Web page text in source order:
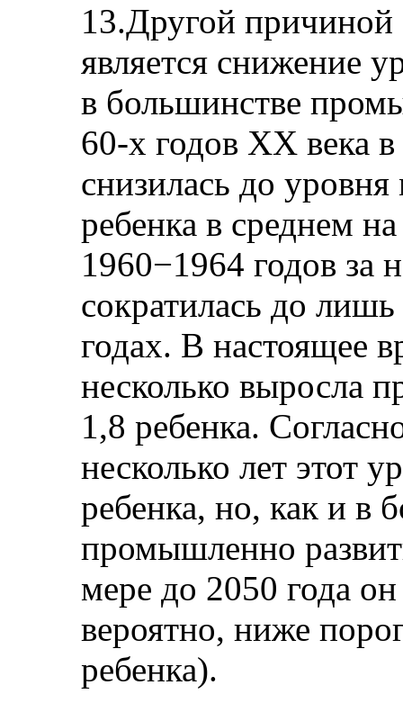
13.Другой причиной
является снижение
в большинстве
60-х годов ХХ века
снизилась до
ребенка в среднем
1960−1964 годов за
сократилась до
годах. В настоящее
несколько выросла
1,8 ребенка.
несколько лет этот
ребенка, но, как и в
промышленно
мере до 2050 года он
вероятно, ниже
ребенка).